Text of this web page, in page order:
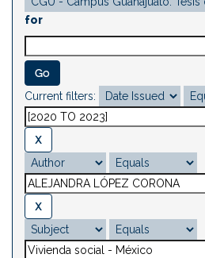
for
Current filters: